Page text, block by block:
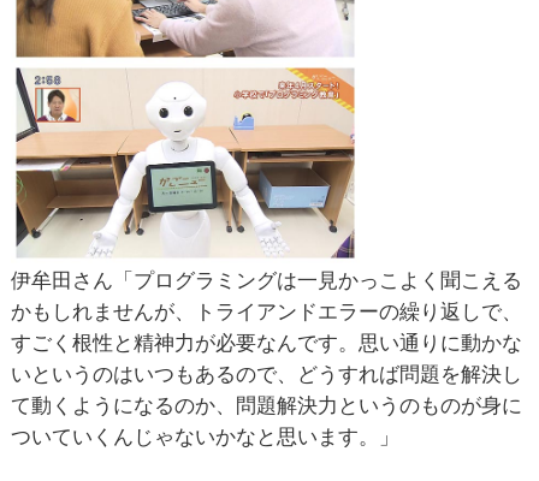
伊牟田さん「プログラミングは一見かっこよく聞こえる
かもしれませんが、トライアンドエラーの繰り返しで、
すごく根性と精神力が必要なんです。思い通りに動かな
いというのはいつもあるので、どうすれば問題を解決し
て動くようになるのか、問題解決力というのものが身に
ついていくんじゃないかなと思います。」